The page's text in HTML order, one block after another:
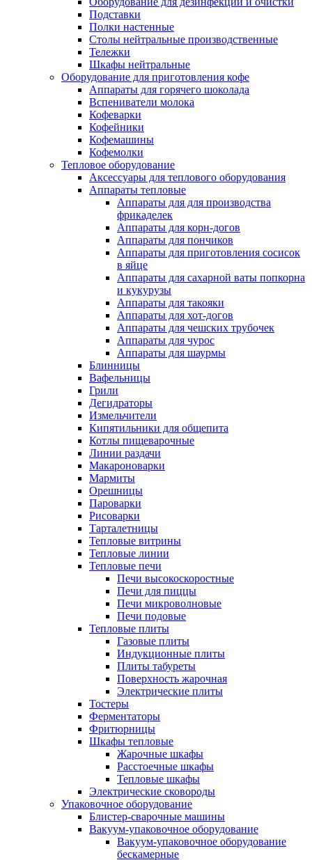
Подставки
Полки настенные
Столы нейтральные производственные
Тележки
Шкафы нейтральные
Оборудование для приготовления кофе
Аппараты для горячего шоколада
Вспениватели молока
Кофеварки
Кофейники
Кофемашины
Кофемолки
Тепловое оборудование
Аксессуары для теплового оборудования
Аппараты тепловые
Аппараты для для производства
фрикаделек
Аппараты для корн-догов
Аппараты для пончиков
Аппараты для приготовления сосисок
в яйце
Аппараты для сахарной ваты попкорна
и кукурузы
Аппараты для такояки
Аппараты для хот-догов
Аппараты для чешских трубочек
Аппараты для чурос
Аппараты для шаурмы
Блинницы
Вафельницы
Грили
Дегидраторы
Измельчители
Кипятильники для общепита
Котлы пищеварочные
Линии раздачи
Макароноварки
Мармиты
Орешницы
Пароварки
Рисоварки
Тарталетницы
Тепловые витрины
Тепловые линии
Тепловые печи
Печи высокоскоростные
Печи для пиццы
Печи микроволновые
Печи подовые
Тепловые плиты
Газовые плиты
Индукционные плиты
Плиты табуреты
Поверхность жарочная
Электрические плиты
Тостеры
Ферментаторы
Фритюрницы
Шкафы тепловые
Жарочные шкафы
Расстоечные шкафы
Тепловые шкафы
Электрические сковороды
Упаковочное оборудование
Блистер-сварочные машины
Вакуум-упаковочное оборудование
Вакуум-упаковочное оборудование
беcкамерные